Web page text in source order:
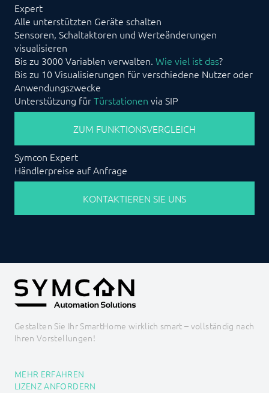
Expert
Alle unterstützten Geräte schalten
Sensoren, Schaltaktoren und Werteänderungen
visualisieren
Bis zu 3000 Variablen verwalten. Wie viel ist das?
Bis zu 10 Visualisierungen für verschiedene Nutzer oder
Anwendungszwecke
Unterstützung fürTürstationen via SIP
ZUM FUNKTIONSVERGLEICH
Symcon Expert
Händlerpreise auf Anfrage
KONTAKTIEREN SIE UNS
Gestalten Sie Ihr SmartHome wirklich smart – vollständig nach
Ihren Vorstellungen!
MEHR ERFAHREN
LIZENZ ANFORDERN